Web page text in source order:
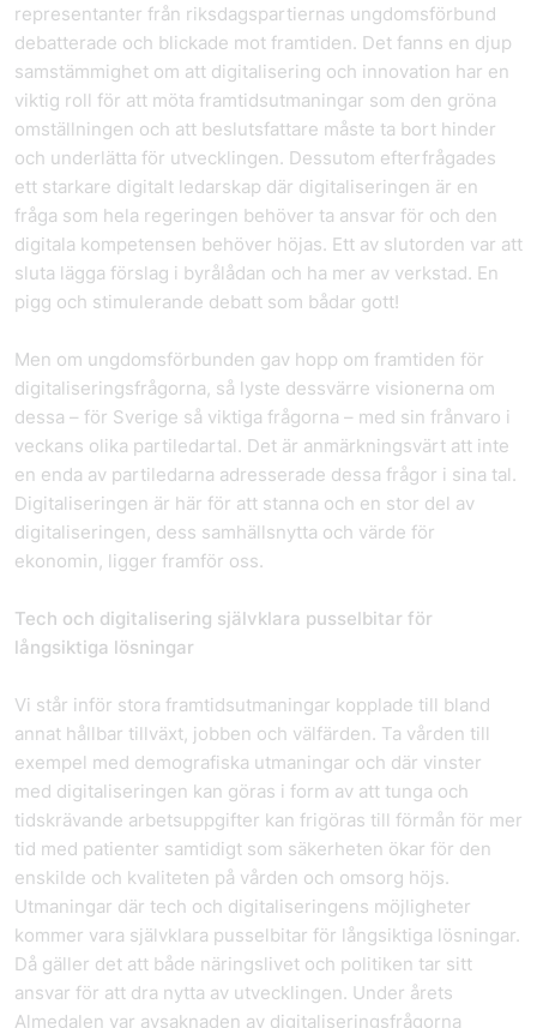
representanter från riksdagspartiernas ungdomsförbund
debatterade och blickade mot framtiden. Det fanns en djup
samstämmighet om att digitalisering och innovation har en
viktig roll för att möta framtidsutmaningar som den gröna
omställningen och att beslutsfattare måste ta bort hinder
och underlätta för utvecklingen. Dessutom efterfrågades
ett starkare digitalt ledarskap där digitaliseringen är en
fråga som hela regeringen behöver ta ansvar för och den
digitala kompetensen behöver höjas. Ett av slutorden var att
sluta lägga förslag i byrålådan och ha mer av verkstad. En
pigg och stimulerande debatt som bådar gott!
Men om ungdomsförbunden gav hopp om framtiden för
digitaliseringsfrågorna, så lyste dessvärre visionerna om
dessa – för Sverige så viktiga frågorna – med sin frånvaro i
veckans olika partiledartal. Det är anmärkningsvärt att inte
en enda av partiledarna adresserade dessa frågor i sina tal.
Digitaliseringen är här för att stanna och en stor del av
digitaliseringen, dess samhällsnytta och värde för
ekonomin, ligger framför oss.
Tech och digitalisering självklara pusselbitar för
långsiktiga lösningar
Vi står inför stora framtidsutmaningar kopplade till bland
annat hållbar tillväxt, jobben och välfärden. Ta vården till
exempel med demografiska utmaningar och där vinster
med digitaliseringen kan göras i form av att tunga och
tidskrävande arbetsuppgifter kan frigöras till förmån för mer
tid med patienter samtidigt som säkerheten ökar för den
enskilde och kvaliteten på vården och omsorg höjs.
Utmaningar där tech och digitaliseringens möjligheter
kommer vara självklara pusselbitar för långsiktiga lösningar.
Då gäller det att både näringslivet och politiken tar sitt
ansvar för att dra nytta av utvecklingen. Under årets
Almedalen var avsaknaden av digitaliseringsfrågorna